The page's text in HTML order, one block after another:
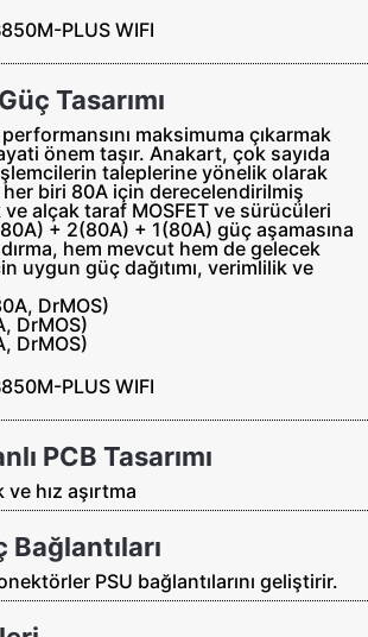
Tasarımı
maksimuma çıkarmak
önem taşır. Anakart, çok sayıda
taleplerine yönelik olarak
biri 80A için derecelendirilmiş
alçak taraf MOSFET ve sürücüleri
+ 2(80A) + 1(80A) güç aşamasına
hem mevcut hem de gelecek
uygun güç dağıtımı, verimlilik ve
DrMOS)
DrMOS)
DrMOS)
PCB Tasarımı
ve hız aşırtma
Bağlantıları
PSU bağlantılarını geliştirir.